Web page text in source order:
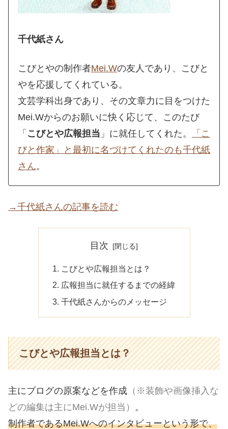
千代紙さん
こびとやの制作者Mei.Wの友人であり、こびと
やを応援してくれている。
文芸学科出身であり、その文章力に目をつけた
Mei.Wからのお願いに快く応じて、このたび
「 こびとや広報担当 」に就任してくれた。
「こ
びと作家」と最初に名づけてくれたのも千代紙
さん。
→千代紙さんの記事を読む
目次
こびとや広報担当とは？
広報担当に就任するまでの経緯
千代紙さんからのメッセージ
こびとや広報担当とは？
主にブログの原案などを作成 （※装飾や画像挿入な
どの編集は主にMei.Wが担当） 。
制作者であるMei.Wへのインタビューという形で、